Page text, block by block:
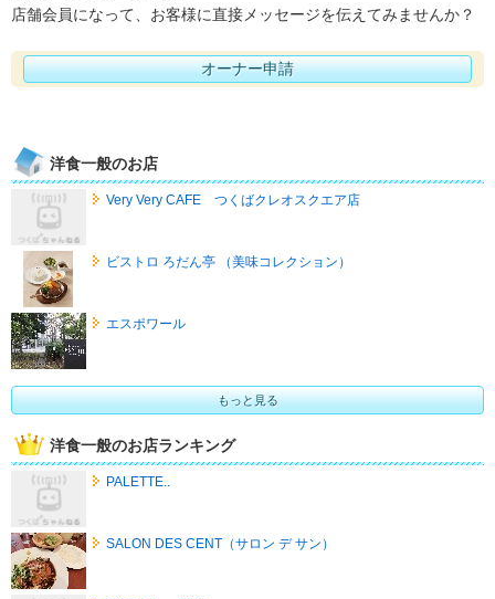
店舗会員になって、お客様に直接メッセージを伝えてみませんか？
オーナー申請
洋食一般のお店
Very Very CAFE つくばクレオスクエア店
ビストロ ろだん亭 （美味コレクション）
エスポワール
もっと見る
洋食一般のお店ランキング
PALETTE..
SALON DES CENT（サロン デ サン）